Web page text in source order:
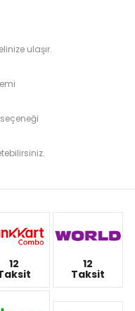
ulaşır.
12 12
Taksit